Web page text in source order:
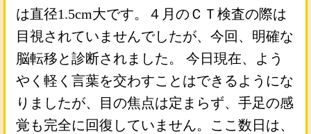
は直径1.5cm大です。４月のＣＴ検査の際は
目視されていませんでしたが、今回、明確な
脳転移と診断されました。 今日現在、よう
やく軽く言葉を交わすことはできるようにな
りましたが、目の焦点は定まらず、手足の感
覚も完全に回復していません。ここ数日は、